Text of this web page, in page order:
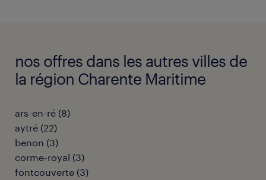
nos offres dans les autres villes de
la région Charente Maritime
ars-en-ré (8)
aytré (22)
benon (3)
corme-royal (3)
fontcouverte (3)